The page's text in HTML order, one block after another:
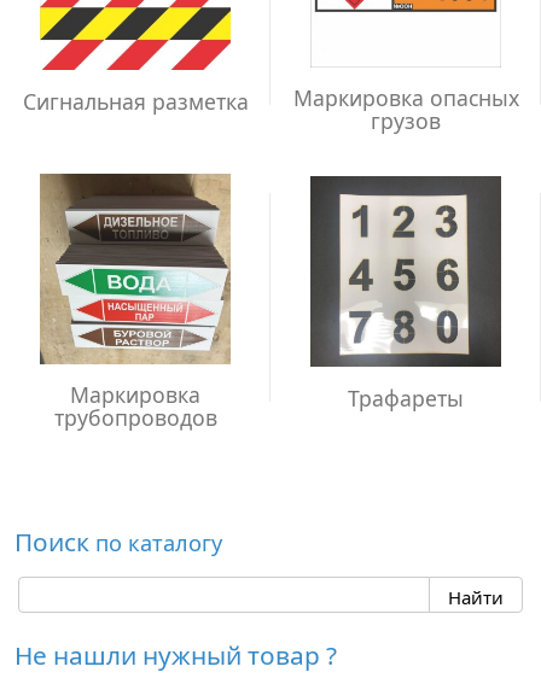
Сигнальная разметка Маркировка опасных
грузов
Маркировка
трубопроводов
Трафареты
Поиск по каталогу
Не нашли нужный товар ?